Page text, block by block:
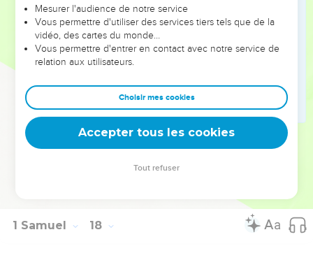
David
Lorsque Saül avait vu David marcher à la rencontre du
Philistin, il avait dit à Abner, chef de l'armée : De qui ce
jeune homme est-il fils, Abner ? Abner répondit : Aussi vrai
que ton âme est vivante, ô roi ! je l'ignore.
Informe-toi donc de qui ce jeune homme est fils, dit le roi.
Et quand David fut de retour après avoir tué le Philistin,
Abner le prit et le mena devant Saül. David avait à la main la
1 Samuel 18
Mesurer l'audience de notre service
Vous permettre d'utiliser des services tiers tels que de la
vidéo, des cartes du monde…
Vous permettre d'entrer en contact avec notre service de
relation aux utilisateurs.
Choisir mes cookies
Accepter tous les cookies
Tout refuser